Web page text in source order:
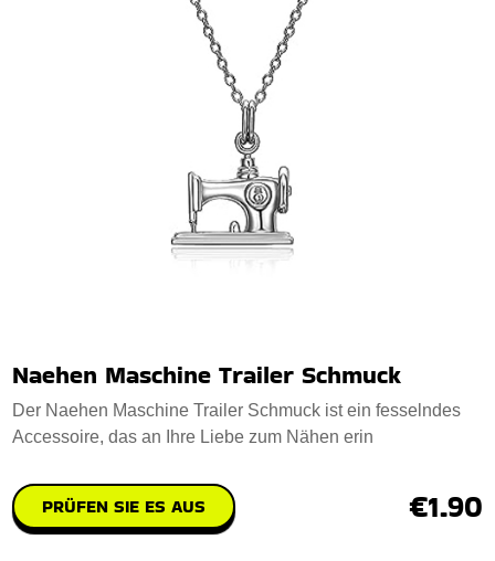
Naehen Maschine Trailer Schmuck
Der Naehen Maschine Trailer Schmuck ist ein fesselndes
Accessoire, das an Ihre Liebe zum Nähen erin
PRÜFEN SIE ES AUS €1.90